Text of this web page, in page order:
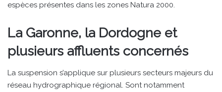
espèces présentes dans les zones Natura 2000.
La Garonne, la Dordogne et
plusieurs affluents concernés
La suspension s’applique sur plusieurs secteurs majeurs du
réseau hydrographique régional. Sont notamment